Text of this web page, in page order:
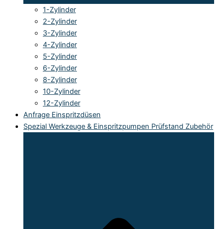
1-Zylinder
2-Zylinder
3-Zylinder
4-Zylinder
5-Zylinder
6-Zylinder
8-Zylinder
10-Zylinder
12-Zylinder
Anfrage Einspritzdüsen
Spezial Werkzeuge & Einspritzpumpen Prüfstand Zubehör